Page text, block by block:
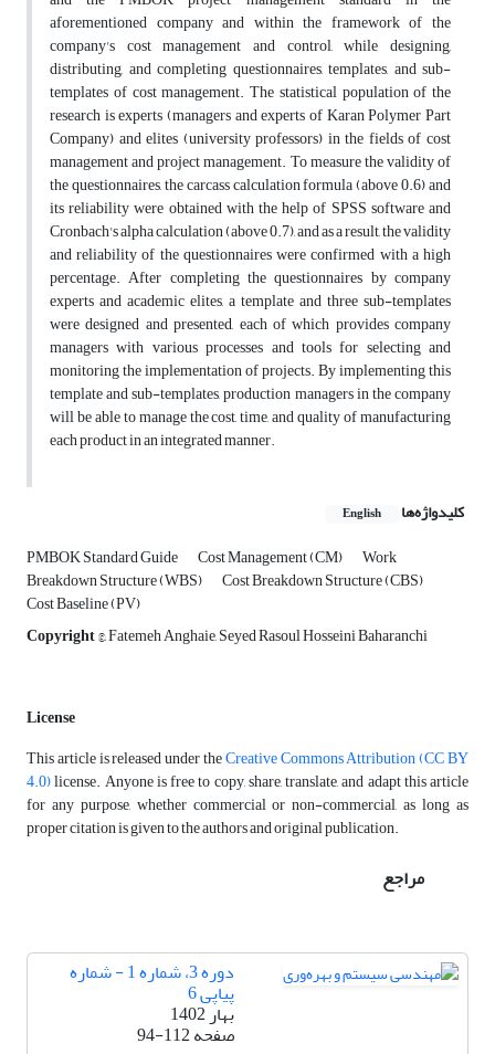
aforementioned company and within the framework of the
company's cost management and control, while designing,
distributing, and completing questionnaires, templates, and sub-
templates of cost management. The statistical population of the
research is experts (managers and experts of Karan Polymer Part
Company) and elites (university professors) in the fields of cost
management and project management. To measure the validity of
the questionnaires, the carcass calculation formula (above 0.6) and
its reliability were obtained with the help of SPSS software and
Cronbach's alpha calculation (above 0.7), and as a result, the validity
and reliability of the questionnaires were confirmed with a high
percentage. After completing the questionnaires by company
experts and academic elites, a template and three sub-templates
were designed and presented, each of which provides company
managers with various processes and tools for selecting and
monitoring the implementation of projects. By implementing this
template and sub-templates, production managers in the company
will be able to manage the cost, time, and quality of manufacturing
each product in an integrated manner.
کلیدواژه‌ها English
PMBOK Standard Guide Cost Management (CM) Work
Breakdown Structure (WBS) Cost Breakdown Structure (CBS)
Cost Baseline (PV)
Copyright©, Fatemeh Anghaie, Seyed Rasoul Hosseini Baharanchi
License
This article is released under theCreative Commons Attribution (CC BY
4.0)license. Anyone is free to copy, share, translate, and adapt this article
for any purpose, whether commercial or non-commercial, as long as
proper citation is given to the authors and original publication.
مراجع
دوره 3، شماره 1 - شماره
پیاپی 6
بهار 1402
صفحه94-112